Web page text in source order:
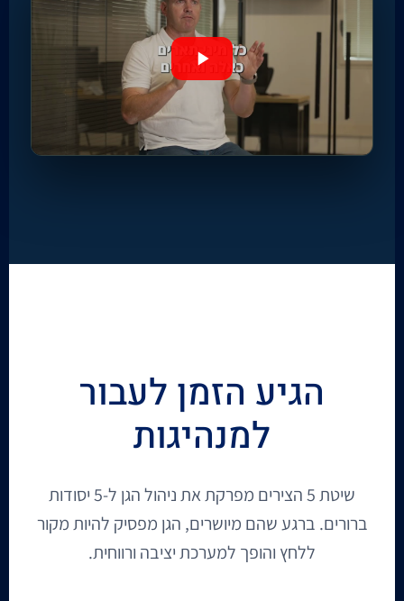
הגיע הזמן לעבור
למנהיגות
שיטת 5 הצירים מפרקת את ניהול הגן ל-5 יסודות
ברורים. ברגע שהם מיושרים, הגן מפסיק להיות מקור
ללחץ והופך למערכת יציבה ורווחית.